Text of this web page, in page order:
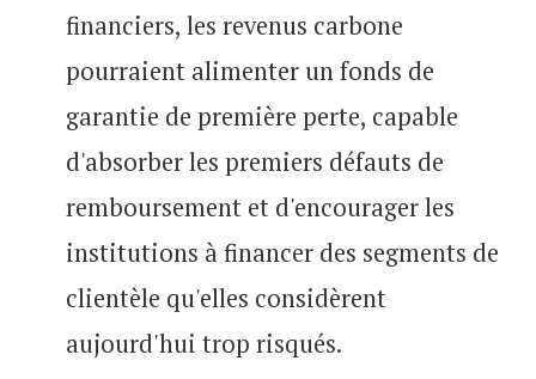
financiers, les revenus carbone
pourraient alimenter un fonds de
garantie de première perte, capable
d'absorber les premiers défauts de
remboursement et d'encourager les
institutions à financer des segments de
clientèle qu'elles considèrent
aujourd'hui trop risqués.